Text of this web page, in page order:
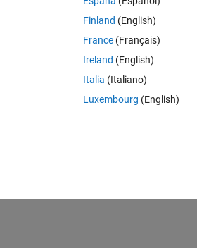
Finland (English)
France (Français)
Ireland (English)
Italia (Italiano)
Luxembourg (English)